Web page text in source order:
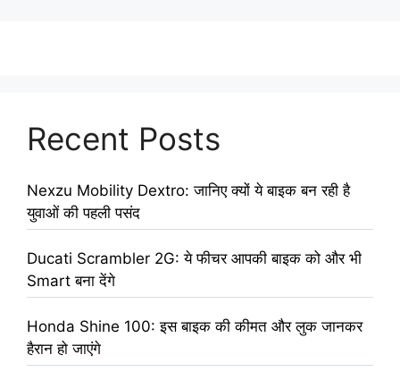
Recent Posts
Nexzu Mobility Dextro: जानिए क्यों ये बाइक बन रही है
युवाओं की पहली पसंद
Ducati Scrambler 2G: ये फीचर आपकी बाइक को और भी
Smart बना देंगे
Honda Shine 100: इस बाइक की कीमत और लुक जानकर
हैरान हो जाएंगे